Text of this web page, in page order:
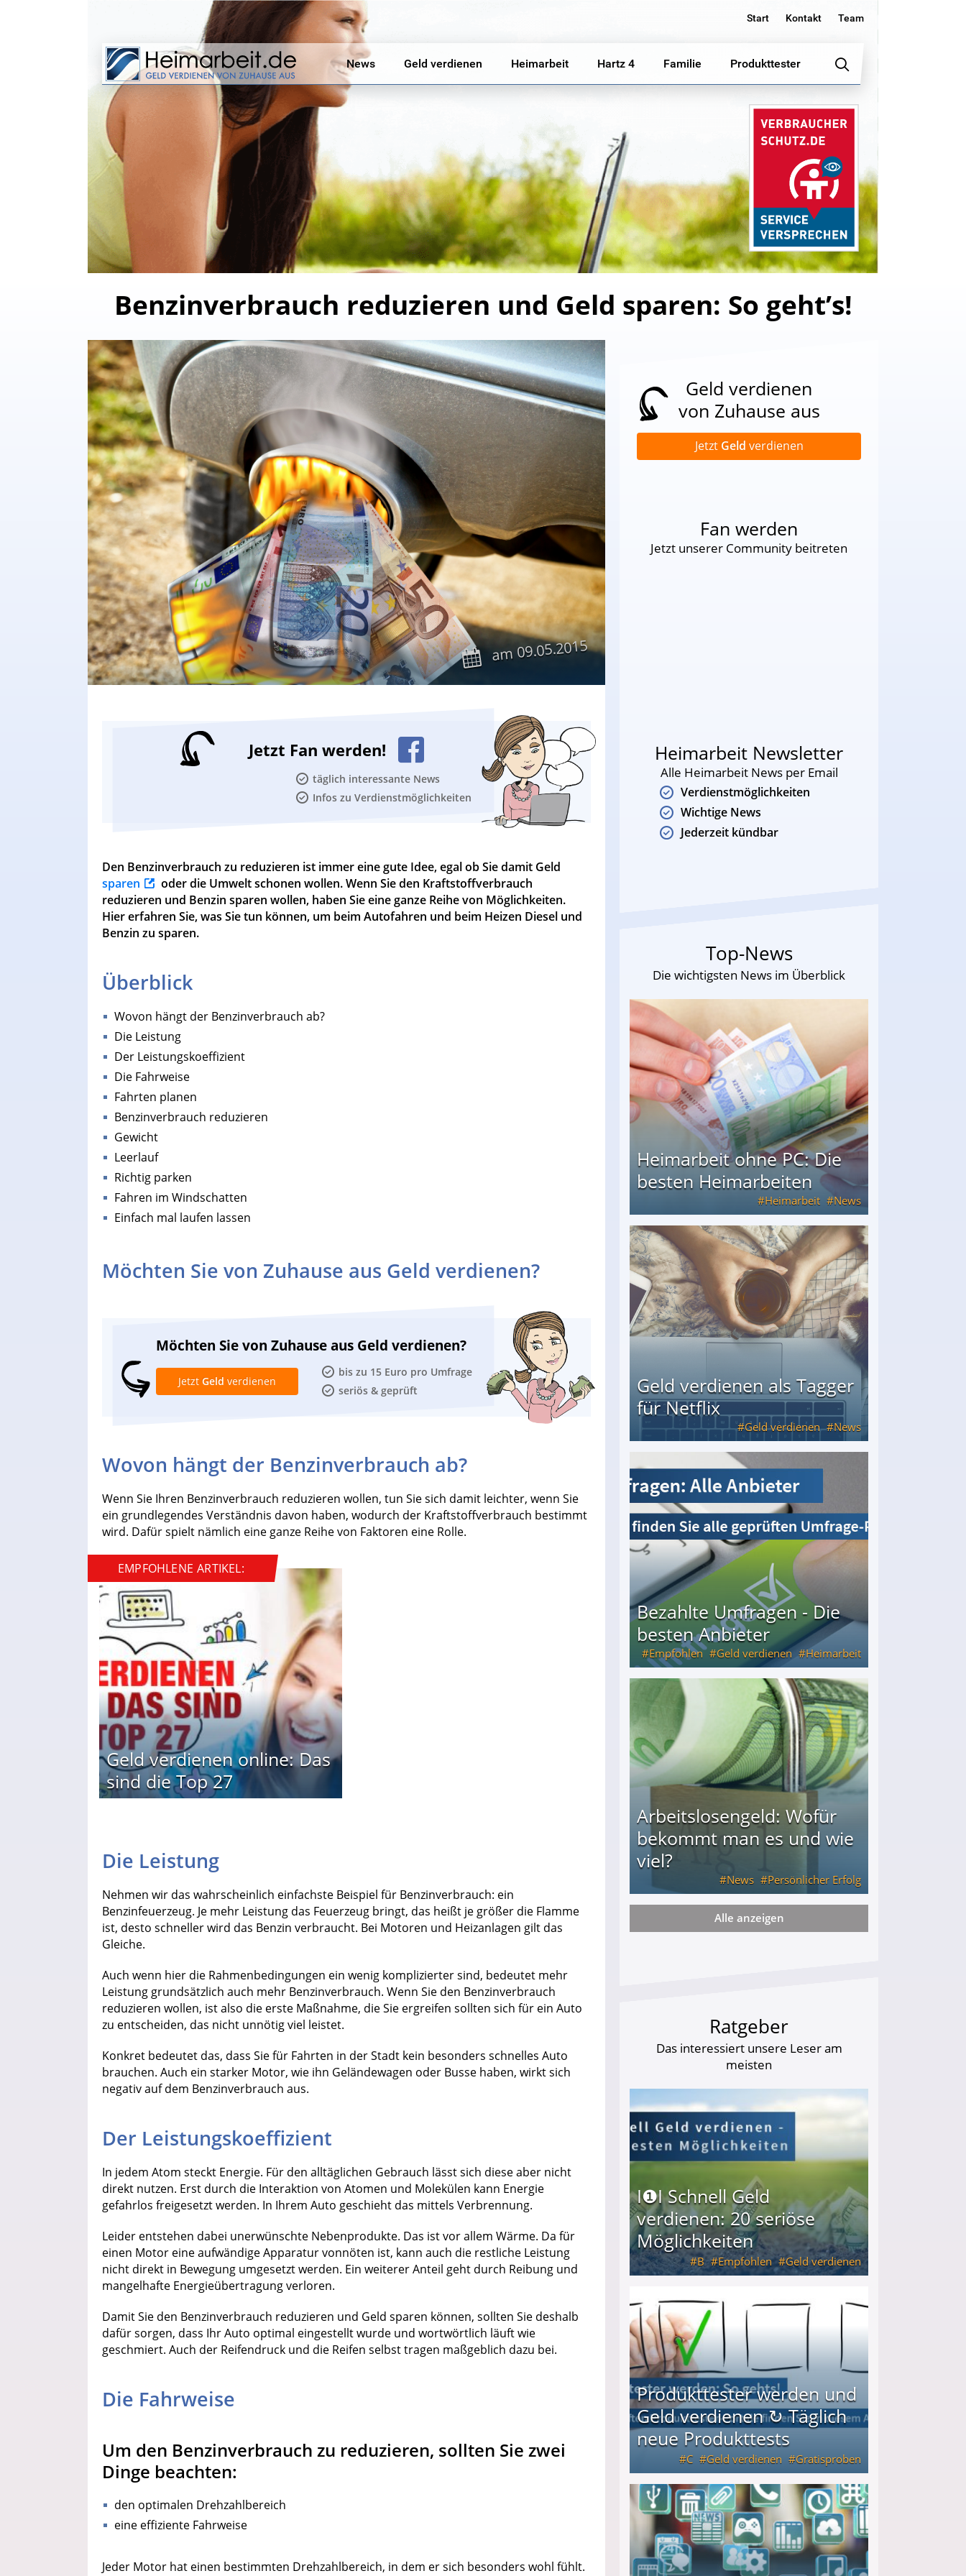
Start Kontakt Team
News Geld verdienen Heimarbeit Hartz 4 Familie Produkttester
Benzinverbrauch reduzieren und Geld sparen: So geht’s!
am09.05.2015
Jetzt Fan werden!
täglich interessante News
Infos zu Verdienstmöglichkeiten
Den Benzinverbrauch zu reduzieren ist immer eine gute Idee, egal ob Sie damit Geld
sparen
oder die Umwelt schonen wollen. Wenn Sie den Kraftstoffverbrauch
reduzieren und Benzin sparen wollen, haben Sie eine ganze Reihe von Möglichkeiten.
Hier erfahren Sie, was Sie tun können, um beim Autofahren und beim Heizen Diesel und
Benzin zu sparen.
Überblick
Wovon hängt der Benzinverbrauch ab?
Die Leistung
Der Leistungskoeffizient
Die Fahrweise
Fahrten planen
Benzinverbrauch reduzieren
Gewicht
Leerlauf
Richtig parken
Fahren im Windschatten
Einfach mal laufen lassen
Möchten Sie von Zuhause aus Geld verdienen?
Möchten Sie von Zuhause aus Geld verdienen?
bis zu 15 Euro pro Umfrage
seriös & geprüft
Jetzt Geld verdienen
Wovon hängt der Benzinverbrauch ab?
Wenn Sie Ihren Benzinverbrauch reduzieren wollen, tun Sie sich damit leichter, wenn Sie
ein grundlegendes Verständnis davon haben, wodurch der Kraftstoffverbrauch bestimmt
wird. Dafür spielt nämlich eine ganze Reihe von Faktoren eine Rolle.
EMPFOHLENE ARTIKEL:
Geld verdienen online: Das
sind die Top 27
Die Leistung
Nehmen wir das wahrscheinlich einfachste Beispiel für Benzinverbrauch: ein
Benzinfeuerzeug. Je mehr Leistung das Feuerzeug bringt, das heißt je größer die Flamme
ist, desto schneller wird das Benzin verbraucht. Bei Motoren und Heizanlagen gilt das
Gleiche.
Auch wenn hier die Rahmenbedingungen ein wenig komplizierter sind, bedeutet mehr
Leistung grundsätzlich auch mehr Benzinverbrauch. Wenn Sie den Benzinverbrauch
reduzieren wollen, ist also die erste Maßnahme, die Sie ergreifen sollten sich für ein Auto
zu entscheiden, das nicht unnötig viel leistet.
Konkret bedeutet das, dass Sie für Fahrten in der Stadt kein besonders schnelles Auto
brauchen. Auch ein starker Motor, wie ihn Geländewagen oder Busse haben, wirkt sich
negativ auf dem Benzinverbrauch aus.
Der Leistungskoeffizient
In jedem Atom steckt Energie. Für den alltäglichen Gebrauch lässt sich diese aber nicht
direkt nutzen. Erst durch die Interaktion von Atomen und Molekülen kann Energie
gefahrlos freigesetzt werden. In Ihrem Auto geschieht das mittels Verbrennung.
Leider entstehen dabei unerwünschte Nebenprodukte. Das ist vor allem Wärme. Da für
einen Motor eine aufwändige Apparatur vonnöten ist, kann auch die restliche Leistung
nicht direkt in Bewegung umgesetzt werden. Ein weiterer Anteil geht durch Reibung und
mangelhafte Energieübertragung verloren.
Damit Sie den Benzinverbrauch reduzieren und Geld sparen können, sollten Sie deshalb
dafür sorgen, dass Ihr Auto optimal eingestellt wurde und wortwörtlich läuft wie
geschmiert. Auch der Reifendruck und die Reifen selbst tragen maßgeblich dazu bei.
Die Fahrweise
Um den Benzinverbrauch zu reduzieren, sollten Sie zwei
Dinge beachten:
den optimalen Drehzahlbereich
eine effiziente Fahrweise
Jeder Motor hat einen bestimmten Drehzahlbereich, in dem er sich besonders wohl fühlt.
Geld verdienen
von Zuhause aus
Jetzt Geld verdienen
Fan werden
Jetzt unserer Community beitreten
Heimarbeit Newsletter
Alle Heimarbeit News per Email
Verdienstmöglichkeiten
Wichtige News
Jederzeit kündbar
Top-News
Die wichtigsten News im Überblick
Heimarbeit ohne PC: Die
besten Heimarbeiten
Heimarbeit News
Heimarbeit ohne PC: Die besten Heimarbeiten
Geld verdienen als Tagger
für Netflix
Geld verdienen News
Geld verdienen als Tagger für Netflix
Bezahlte Umfragen - Die
besten Anbieter
Empfohlen Geld verdienen Heimarbeit
Arbeitslosengeld: Wofür
bekommt man es und wie
viel?
News Persönlicher Erfolg
Arbeitslosengeld: Wofür bekommt man es und wie viel?
Alle anzeigen
Ratgeber
Das interessiert unsere Leser am
meisten
I❶I Schnell Geld
verdienen: 20 seriöse
Möglichkeiten
B Empfohlen Geld verdienen
Produkttester werden und
Geld verdienen ↻ Täglich
neue Produkttests
C Geld verdienen Gratisproben
Produkttester werden und Geld verdienen ↻ Täglich neue Produkttests